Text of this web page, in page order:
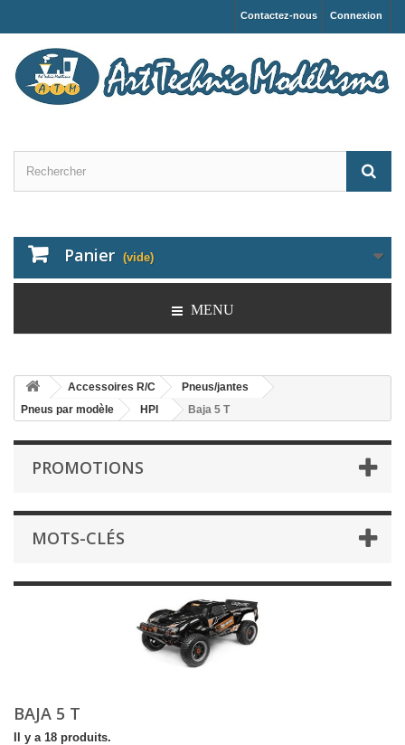
Connexion
Contactez-nous
Panier (vide)
MENU
Accessoires R/C
Pneus/jantes
Pneus par modèle
HPI Baja 5 T
PROMOTIONS
MOTS-CLÉS
BAJA 5 T
Il y a 18 produits.